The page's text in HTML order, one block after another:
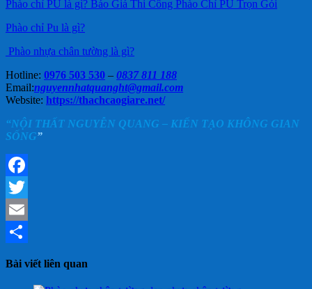
Phào chỉ PU là gì? Báo Giá Thi Công Phào Chỉ PU Trọn Gói
Phào chỉ Pu là gì?
Phào nhựa chân tường là gì?
Hotline: 0976 503 530 – 0837 811 188
Email:nguyennhatquanght@gmail.com
Website: https://thachcaogiare.net/
“NỘI THẤT NGUYỄN QUANG – KIẾN TẠO KHÔNG GIAN
SỐNG”
Facebook
Twitter
Email
Bài viết liên quan